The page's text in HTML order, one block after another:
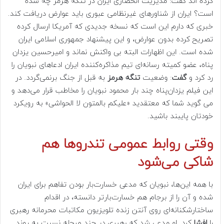
است؟ ایران از شناورهای غیرنظامی عبوری باید عوارض دریافت کند.
خبری که دارم این است که نسخه جدیدی که آمریکا ارسال کرده
تصریح کرده بدون عوارض، و این پیشنهاد جمهوری اسلامی ایران
شده است. این اظهارات البته بی واکنش نماند و امیرحسین یزدان
پناه، عضو کمیته رسانه‌ای تیم مذاکره‌کننده ایران ادعاهای نبویان را
رد کرد وگفت: وضعیت تنگه هرمز به قبل از جنگ برنمی‌گردد. در
این فیلم یزدان‌پناه چند بار محمود نبویان را مخاطب قرار می‌دهد و
می گوید شما که معتقدید «علیکم بالمتون لا الحواشی» به رویکرد
خودتان پایبند باشید.
وقتی روابط عمومی تندروها هم
شاکی می‌شود
با همه این‌ها، نبویان که مدعی خسارت‌بار بودن تفاهم برای ایران
شده و آن را از برجام هم خسارت‌بارتر دانسته، در اقدام
ساختارشکنانه‌ای روی آنتن زنده تلویزیون مکاتبات محرمانه رهبری